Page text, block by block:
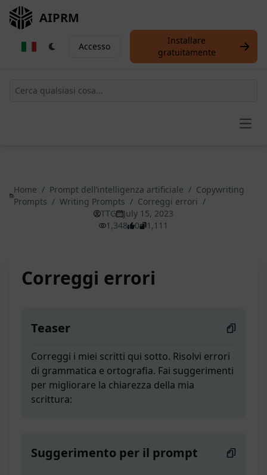
AIPRM
Accesso
Installare
gratuitamente
Home / Prompt dell’intelligenza artificiale / Copywriting
Prompts / Writing Prompts / Correggi errori /
TTG
July 15, 2023
1,348
0 1,111
Correggi errori
Teaser
Correggi i miei scritti qui sotto. Risolvi errori
di grammatica e ortografia. Fai suggerimenti
per migliorare la chiarezza della mia
scrittura:
Suggerimento per il prompt